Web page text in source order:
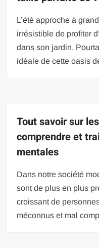
L’été approche à
irrésistible de profiter
dans son jardin.
idéale de cette oasis
Tout savoir sur
comprendre et
mentales
Dans notre société
sont de plus en plus
croissant de
méconnus et mal